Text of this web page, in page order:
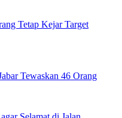
Tetap Kejar Target
Tewaskan 46 Orang